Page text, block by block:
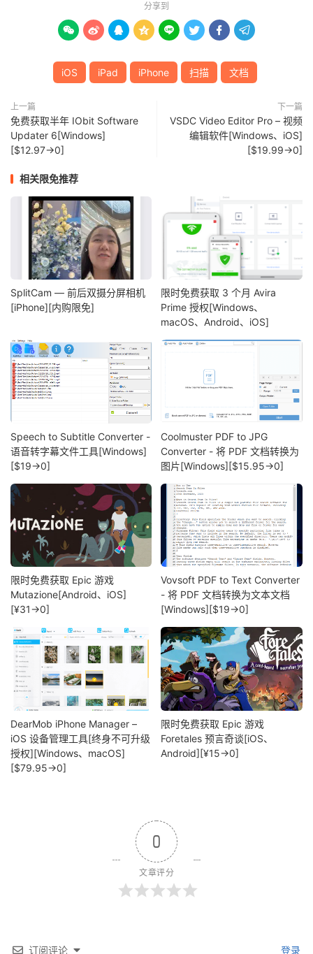
分享到
       
iOS iPad iPhone 扫描 文档
上一篇
免费获取半年 IObit Software
Updater 6[Windows]
[$12.97→0]
下一篇
VSDC Video Editor Pro – 视频
编辑软件[Windows、iOS]
[$19.99→0]
相关限免推荐
SplitCam — 前后双摄分屏相机
[iPhone][内购限免]
限时免费获取 3 个月 Avira
Prime 授权[Windows、
macOS、Android、iOS]
Speech to Subtitle Converter -
语音转字幕文件工具[Windows]
[$19→0]
Coolmuster PDF to JPG
Converter - 将 PDF 文档转换为
图片[Windows][$15.95→0]
限时免费获取 Epic 游戏
Mutazione[Android、iOS]
[¥31→0]
Vovsoft PDF to Text Converter
- 将 PDF 文档转换为文本文档
[Windows][$19→0]
DearMob iPhone Manager –
iOS 设备管理工具[终身不可升级
授权][Windows、macOS]
[$79.95→0]
限时免费获取 Epic 游戏
Foretales 预言奇谈[iOS、
Android][¥15→0]
0
文章评分
订阅评论 登录